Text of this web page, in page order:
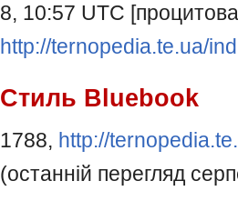
8, 10:57 UTC
http://ternopedia.te.ua/
Стиль Bluebook
1788, http://
(останній перегляд